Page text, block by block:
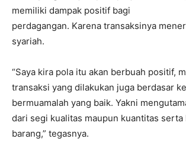
memiliki dampak positif bagi
perdagangan. Karena transaksinya
syariah.
“Saya kira pola itu akan berbuah positif,
transaksi yang dilakukan juga berdasar
bermuamalah yang baik. Yakni
dari segi kualitas maupun kuantitas serta
barang,” tegasnya.